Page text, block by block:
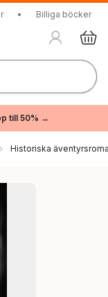
• Billiga böcker
till 50% →
Historiska